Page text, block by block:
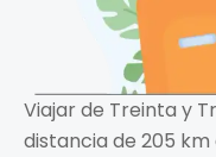
Viajar de Treinta y
distancia de 205